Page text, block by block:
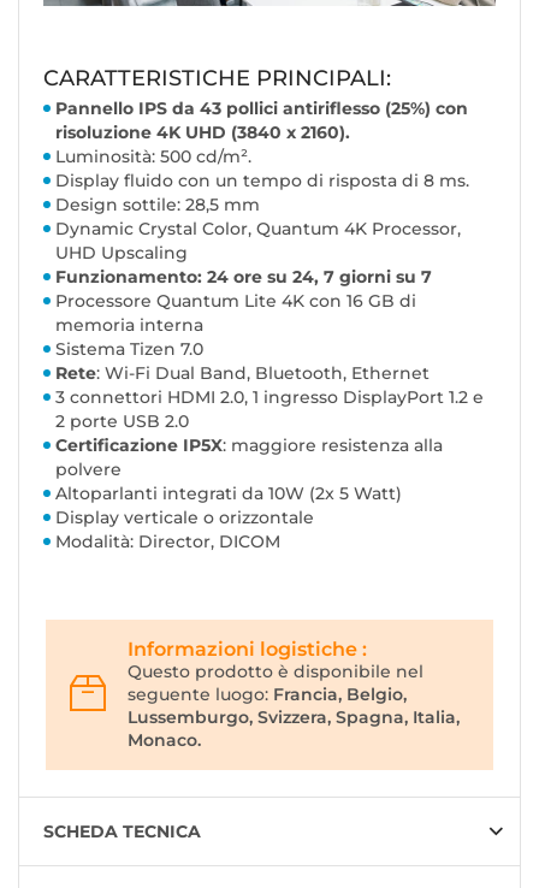
CARATTERISTICHE PRINCIPALI:
Pannello IPS da 43 pollici antiriflesso (25%) con
risoluzione 4K UHD (3840 x 2160).
Luminosità: 500 cd/m².
Display fluido con un tempo di risposta di 8 ms.
Design sottile: 28,5 mm
Dynamic Crystal Color, Quantum 4K Processor,
UHD Upscaling
Funzionamento: 24 ore su 24, 7 giorni su 7
Processore Quantum Lite 4K con 16 GB di
memoria interna
Sistema Tizen 7.0
Rete: Wi-Fi Dual Band, Bluetooth, Ethernet
3 connettori HDMI 2.0, 1 ingresso DisplayPort 1.2 e
2 porte USB 2.0
Certificazione IP5X: maggiore resistenza alla
polvere
Altoparlanti integrati da 10W (2x 5 Watt)
Display verticale o orizzontale
Modalità: Director, DICOM
Informazioni logistiche :
Questo prodotto è disponibile nel
seguente luogo: Francia, Belgio,
Lussemburgo, Svizzera, Spagna, Italia,
Monaco.
SCHEDA TECNICA